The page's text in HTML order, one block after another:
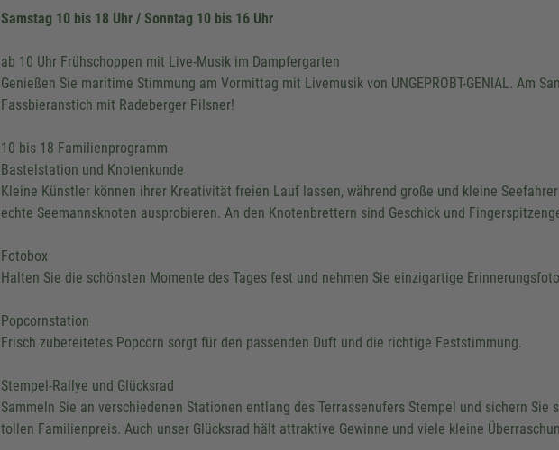
Samstag 10 bis 18 Uhr / Sonntag 10 bis 16 Uhr
ab 10 Uhr Frühschoppen mit Live-Musik im Dampfergarten
Genießen Sie maritime Stimmung am Vormittag mit Livemusik von UNGEPROBT-GENIAL. Am
Fassbieranstich mit Radeberger Pilsner!
10 bis 18 Familienprogramm
Bastelstation und Knotenkunde
Kleine Künstler können ihrer Kreativität freien Lauf lassen, während große und kleine
echte Seemannsknoten ausprobieren. An den Knotenbrettern sind Geschick und
Fotobox
Halten Sie die schönsten Momente des Tages fest und nehmen Sie einzigartige
Popcornstation
Frisch zubereitetes Popcorn sorgt für den passenden Duft und die richtige Feststimmung.
Stempel-Rallye und Glücksrad
Sammeln Sie an verschiedenen Stationen entlang des Terrassenufers Stempel und sichern Sie
tollen Familienpreis. Auch unser Glücksrad hält attraktive Gewinne und viele kleine